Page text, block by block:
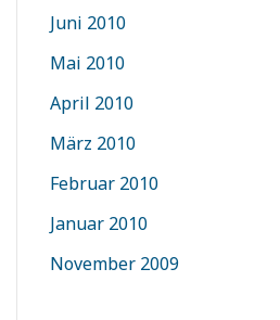
Juni 2010
Mai 2010
April 2010
März 2010
Februar 2010
Januar 2010
November 2009